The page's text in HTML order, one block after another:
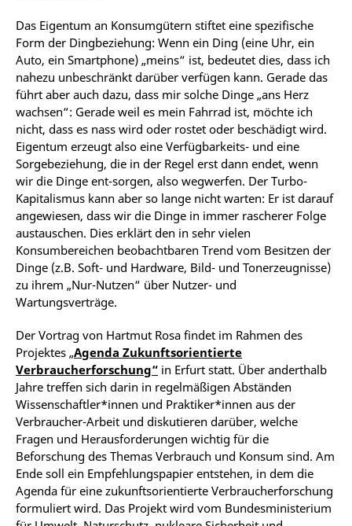
Das Eigentum an Konsumgütern stiftet eine spezifische
Form der Dingbeziehung: Wenn ein Ding (eine Uhr, ein
Auto, ein Smartphone) „meins“ ist, bedeutet dies, dass ich
nahezu unbeschränkt darüber verfügen kann. Gerade das
führt aber auch dazu, dass mir solche Dinge „ans Herz
wachsen“: Gerade weil es mein Fahrrad ist, möchte ich
nicht, dass es nass wird oder rostet oder beschädigt wird.
Eigentum erzeugt also eine Verfügbarkeits- und eine
Sorgebeziehung, die in der Regel erst dann endet, wenn
wir die Dinge ent-sorgen, also wegwerfen. Der Turbo-
Kapitalismus kann aber so lange nicht warten: Er ist darauf
angewiesen, dass wir die Dinge in immer rascherer Folge
austauschen. Dies erklärt den in sehr vielen
Konsumbereichen beobachtbaren Trend vom Besitzen der
Dinge (z.B. Soft- und Hardware, Bild- und Tonerzeugnisse)
zu ihrem „Nur-Nutzen“ über Nutzer- und
Wartungsverträge.
Der Vortrag von Hartmut Rosa findet im Rahmen des
Projektes „Agenda Zukunftsorientierte
Verbraucherforschung“ in Erfurt statt. Über anderthalb
Jahre treffen sich darin in regelmäßigen Abständen
Wissenschaftler*innen und Praktiker*innen aus der
Verbraucher-Arbeit und diskutieren darüber, welche
Fragen und Herausforderungen wichtig für die
Beforschung des Themas Verbrauch und Konsum sind. Am
Ende soll ein Empfehlungspapier entstehen, in dem die
Agenda für eine zukunftsorientierte Verbraucherforschung
formuliert wird. Das Projekt wird vom Bundesministerium